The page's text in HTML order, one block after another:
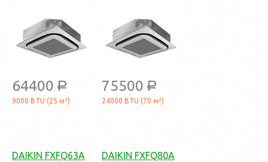
64400 a
9000 BTU (25 м²)
75500 a
24000 BTU (70 м²)
DAIKIN FXFQ63A DAIKIN FXFQ80A